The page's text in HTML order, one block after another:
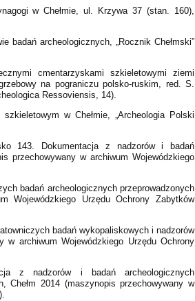
w Chełmie, ul. Krzywa 37 (stan. 160),
badań archeologicznych, „Rocznik Chełmski”
cmentarzyskami szkieletowymi ziemi
na pograniczu polsko-ruskim, red. S.
Ressoviensis, 14).
w Chełmie, „Archeologia Polski
143. Dokumentacja z nadzorów i badań
przechowywany w archiwum Wojewódzkiego
badań archeologicznych przeprowadzonych
Wojewódzkiego Urzędu Ochrony Zabytków
badań wykopaliskowych i nadzorów
w archiwum Wojewódzkiego Urzędu Ochrony
z nadzorów i badań archeologicznych
Chełm 2014 (maszynopis przechowywany w